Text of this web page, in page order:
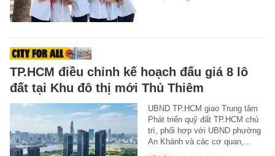
TP.HCM điều chỉnh kế hoạch đấu giá 8 lô
đất tại Khu đô thị mới Thủ Thiêm
UBND TP.HCM giao Trung tâm
Phát triển quỹ đất TP.HCM chủ
trì, phối hợp với UBND phường
An Khánh và các cơ quan,…